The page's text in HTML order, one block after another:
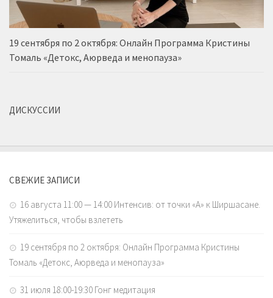
19 сентября по 2 октября: Онлайн Программа Кристины
Томаль «Детокс, Аюрведа и менопауза»
ДИСКУССИИ
СВЕЖИЕ ЗАПИСИ
16 августа 11:00 — 14:00 Интенсив: от точки «А» к Ширшасане.
Утяжелиться, чтобы взлететь
19 сентября по 2 октября: Онлайн Программа Кристины
Томаль «Детокс, Аюрведа и менопауза»
31 июля 18:00-19:30 Гонг медитация